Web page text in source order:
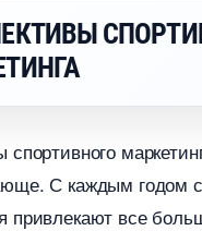
спортивного
С каждым годом
привлекают все